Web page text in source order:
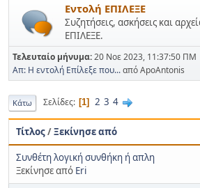
Εντολή ΕΠΙΛΕΞΕ
Συζητήσεις, ασκήσεις και
ΕΠΙΛΕΞΕ.
Τελευταίο μήνυμα:20 Νοε 2023, 11:37:50 ΠΜ
Απ: Η εντολή Επίλεξε που...από ApoAntonis
Κάτω Σελίδες 1 2 3 4
Τίτλος/Ξεκίνησε από
Συνθέτη λογική συνθήκη ή απλη
Ξεκίνησε από Eri